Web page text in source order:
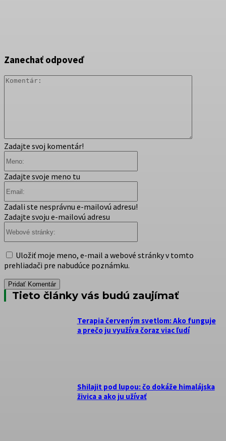
Zanechať odpoveď
Zadajte svoj komentár!
Zadajte svoje meno tu
Zadali ste nesprávnu e-mailovú adresu!
Zadajte svoju e-mailovú adresu
Uložiť moje meno, e-mail a webové stránky v tomto
prehliadači pre nabudúce poznámku.
Tieto články vás budú zaujímať
Terapia červeným svetlom: Ako funguje
a prečo ju využíva čoraz viac ľudí
Shilajit pod lupou: čo dokáže himalájska
živica a ako ju užívať